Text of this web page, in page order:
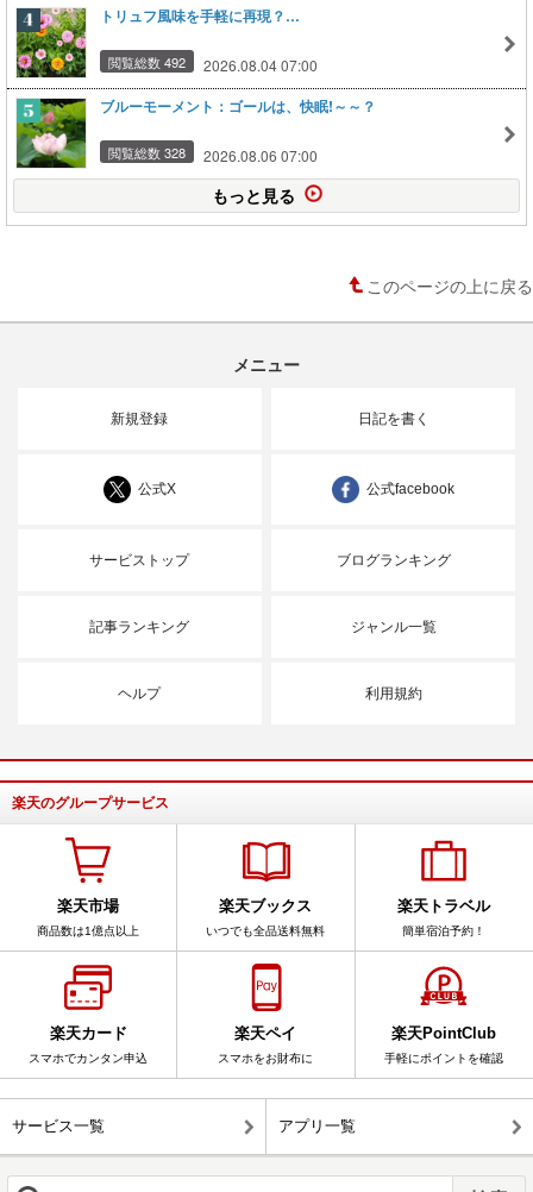
トリュフ風味を手軽に再現？…
閲覧総数 492 2026.08.04 07:00
ブルーモーメント：ゴールは、快眠!～～？
閲覧総数 328 2026.08.06 07:00
もっと見る
このページの上に戻る
メニュー
新規登録 日記を書く
公式X 公式facebook
サービストップ ブログランキング
記事ランキング ジャンル一覧
ヘルプ 利用規約
楽天のグループサービス
楽天市場
商品数は1億点以上
楽天ブックス
いつでも全品送料無料
楽天トラベル
簡単宿泊予約！
楽天カード
スマホでカンタン申込
楽天ペイ
スマホをお財布に
楽天PointClub
手軽にポイントを確認
サービス一覧 アプリ一覧